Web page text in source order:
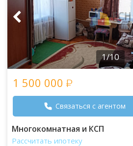
1/10
1 500 000
Связаться с агентом
Многокомнатная и КСП
Рассчитать ипотеку